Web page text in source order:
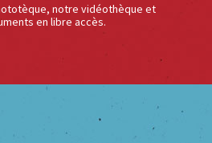
notre vidéothèque et
en libre accès.